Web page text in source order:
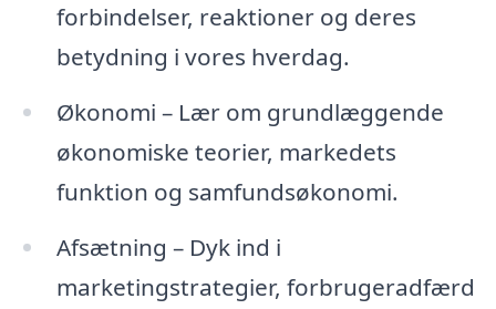
forbindelser, reaktioner og deres
betydning i vores hverdag.
Økonomi – Lær om grundlæggende
økonomiske teorier, markedets
funktion og samfundsøkonomi.
Afsætning – Dyk ind i
marketingstrategier, forbrugeradfærd